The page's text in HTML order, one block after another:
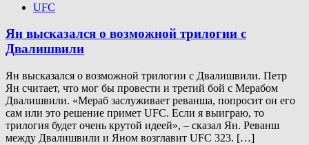
UFC
Ян высказался о возможной трилогии с
Двалишвили
Ян высказался о возможной трилогии с Двалишвили. Петр
Ян считает, что мог бы провести и третий бой с Мерабом
Двалишвили. «Мераб заслуживает реванша, попросит он его
сам или это решение примет UFC. Если я выиграю, то
трилогия будет очень крутой идеей», – сказал Ян. Реванш
между Двалишвили и Яном возглавит UFC 323. […]